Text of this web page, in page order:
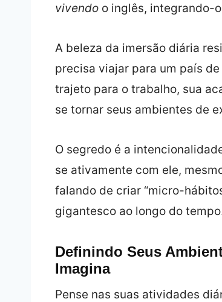
vivendoo inglês, integrando-
A beleza da imersão diária
precisa viajar para um país de
trajeto para o trabalho, sua
se tornar seus ambientes de
O segredo é a
se ativamente com ele,
falando de criar “micro-
gigantesco ao longo do
Definindo Seus
Imagina
Pense nas suas atividades